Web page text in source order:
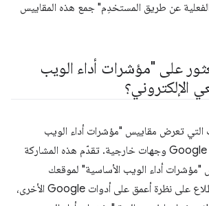
عن طريق المستخدِم" جمع هذه المقاييس
على "مؤشرات أداء الويب
الإلكتروني؟
التي تعرض مقاييس "مؤشرات أداء الويب
الأساسية" التي تقدّمها Google وجهات خارجية. تقدّم هذه المشاركة
"مؤشرات أداء الويب الأساسية" لموقعك
الإلكتروني بسرعة. للاطّلاع على نظرة أعمق على أدوات Google الأخرى،